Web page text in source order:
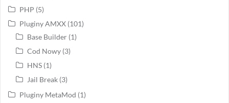
PHP (5)
Pluginy AMXX (101)
Base Builder (1)
Cod Nowy (3)
HNS (1)
Jail Break (3)
Pluginy MetaMod (1)